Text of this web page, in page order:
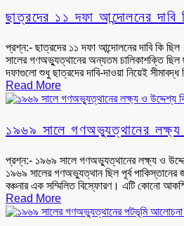
ছাত্রদের ১১ দফা আন্দোলনের দাবি
প্রশ্ন:- ছাত্রদের ১১ দফা আন্দোলনের দাবি কি
সালের গণঅভ্যুত্থানের অন্যতম চালিকাশক্তি
দফাগুলো শুধু ছাত্রদের দাবি-দাওয়া নিয়েই সীমাবদ্ধ
Read More
১৯৬৯ সালে গণঅভ্যুত্থানের
প্রশ্ন:- ১৯৬৯ সালে গণঅভ্যুত্থানের লক্ষ্য ও
১৯৬৯ সালের গণঅভ্যুত্থান ছিল পূর্ব পাকিস্তানের
বঞ্চনার এক সম্মিলিত বিস্ফোরণ। এটি কোনো
Read More